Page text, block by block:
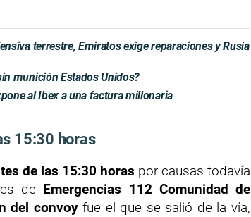
terrestre, Emiratos exige reparaciones y Rusia
munición Estados Unidos?
al Ibex a una factura millonaria
15:30 horas
de las 15:30 horas por causas todavía
de Emergencias 112 Comunidad de
del convoyfue el que se salió de la vía,